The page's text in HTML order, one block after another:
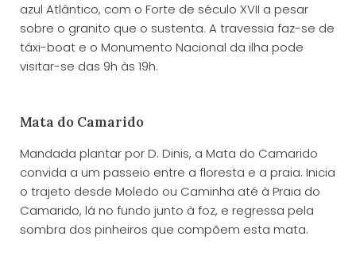
azul Atlântico, com o Forte de século XVII a pesar
sobre o granito que o sustenta. A travessia faz-se de
táxi-boat e o Monumento Nacional da ilha pode
visitar-se das 9h às 19h.
Mata do Camarido
Mandada plantar por D. Dinis, a Mata do Camarido
convida a um passeio entre a floresta e a praia. Inicia
o trajeto desde Moledo ou Caminha até à Praia do
Camarido, lá no fundo junto à foz, e regressa pela
sombra dos pinheiros que compõem esta mata.